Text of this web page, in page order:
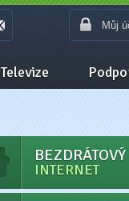
Televize
Můj
BEZDRÁTOVÝ
INTERNET